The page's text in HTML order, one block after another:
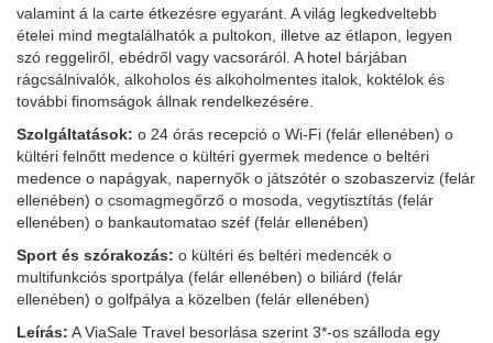
valamint á la carte étkezésre egyaránt. A világ legkedveltebb
ételei mind megtalálhatók a pultokon, illetve az étlapon, legyen
szó reggeliről, ebédről vagy vacsoráról. A hotel bárjában
rágcsálnivalók, alkoholos és alkoholmentes italok, koktélok és
további finomságok állnak rendelkezésére.
Szolgáltatások: o 24 órás recepció o Wi-Fi (felár ellenében) o
kültéri felnőtt medence o kültéri gyermek medence o beltéri
medence o napágyak, napernyők o játszótér o szobaszerviz (felár
ellenében) o csomagmegőrző o mosoda, vegytisztítás (felár
ellenében) o bankautomatao széf (felár ellenében)
Sport és szórakozás: o kültéri és beltéri medencék o
multifunkciós sportpálya (felár ellenében) o biliárd (felár
ellenében) o golfpálya a közelben (felár ellenében)
Leírás: A ViaSale Travel besorlása szerint 3*-os szálloda egy